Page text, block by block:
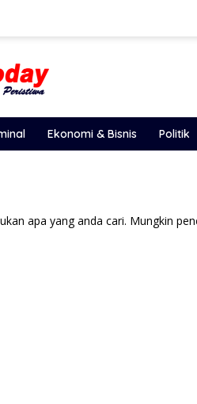
Ekonomi & Bisnis Politik
apa yang anda cari. Mungkin